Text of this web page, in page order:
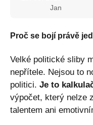
Jan
Proč se bojí právě
Velké politické sliby
nepřítele. Nejsou to
politici. Je to
výpočet, který nelze
talentem ani